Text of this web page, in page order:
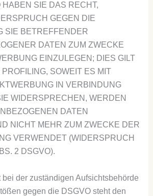
HABEN SIE DAS RECHT,
GEGEN DIE
SIE BETREFFENDER
DATEN ZUM ZWECKE
EINZULEGEN; DIES GILT
SOWEIT ES MIT
IN VERBINDUNG
WIDERSPRECHEN, WERDEN
DATEN
NICHT MEHR ZUM ZWECKE DER
VERWENDET (WIDERSPRUCH
2 DSGVO).
bei der zuständigen Aufsichts­behörde
gegen die DSGVO steht den